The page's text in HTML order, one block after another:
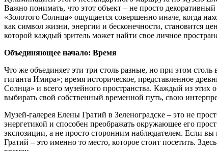
Важно понимать, что этот объект – не просто
«Золотого Солнца» ощущается совершенно иначе, когда
как символ жизни, энергии и бесконечности, становится
которой каждый зритель может найти свое личное
Объединяющее начало: Время
Что же объединяет эти три столь разные, но при этом
гиганта Имира»; время историческое, представленное
Солнца» и всего музейного пространства. Каждый из этих
выбирать свой собственный временной путь, свою
Музей-галерея Елены Гратий в Зеленоградске – это не
энергетикой и способен преображать окружающее его
экспозиции, а не просто сторонним наблюдателем. Если
Гратий – это именно то место, которое стоит посетить.